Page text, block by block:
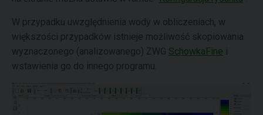
W przypadku uwzględnienia wody w obliczeniach, w
większości przypadków istnieje możliwość skopiowania
wyznaczonego (analizowanego) ZWG SchowkaFine i
wstawienia go do innego programu.